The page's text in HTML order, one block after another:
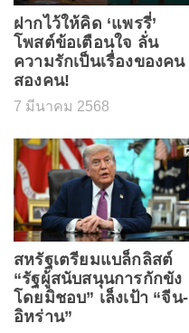
ฝากไว้ให้คิด ‘แพรรี่’
โพสต์ข้อเตือนใจ ลั่น
ความรักเป็นเรื่องของคน
สองคน!
7 มีนาคม 2568
สหรัฐเตรียมแบล็กลิสต์
“รัฐผู้สนับสนุนการกักขัง
โดยมิชอบ” เล็งเป้า “จีน-
อิหร่าน”